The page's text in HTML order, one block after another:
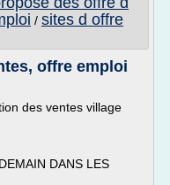
/ sites d offre
offre emploi
des ventes village
DANS LES